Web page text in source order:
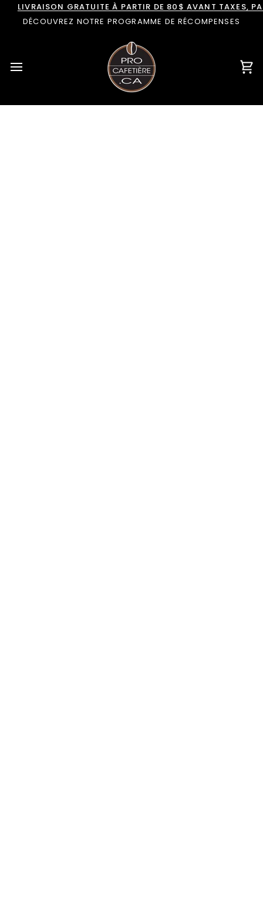
Passer
contenu
LIVRAISON GRATUITE À PARTIR DE 80$ AVANT TAXES,
DÉCOUVREZ NOTRE PROGRAMME DE RÉCOMPENSES